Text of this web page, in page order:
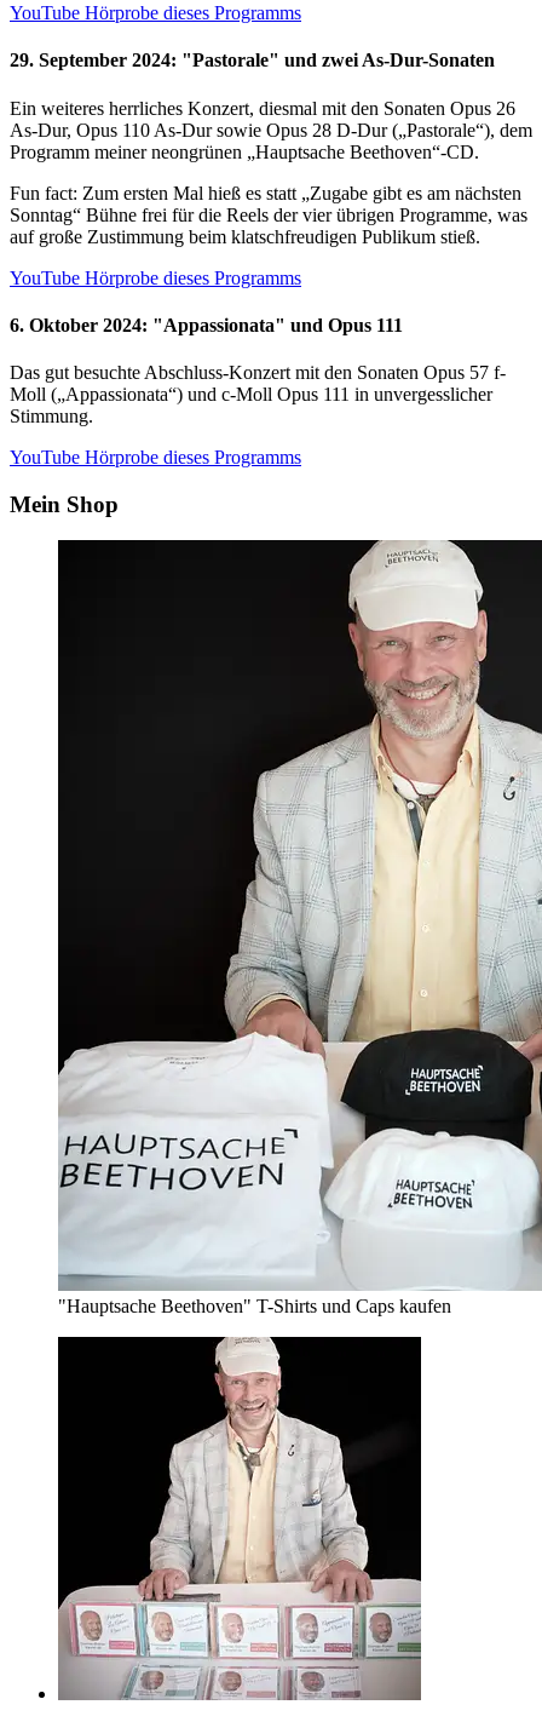
YouTube Hörprobe dieses Programms
29. September 2024: "Pastorale" und zwei As-Dur-Sonaten
Ein weiteres herrliches Konzert, diesmal mit den Sonaten Opus 26
As-Dur, Opus 110 As-Dur sowie Opus 28 D-Dur („Pastorale“), dem
Programm meiner neongrünen „Hauptsache Beethoven“-CD.
Fun fact: Zum ersten Mal hieß es statt „Zugabe gibt es am nächsten
Sonntag“ Bühne frei für die Reels der vier übrigen Programme, was
auf große Zustimmung beim klatschfreudigen Publikum stieß.
YouTube Hörprobe dieses Programms
6. Oktober 2024: "Appassionata" und Opus 111
Das gut besuchte Abschluss-Konzert mit den Sonaten Opus 57 f-
Moll („Appassionata“) und c-Moll Opus 111 in unvergesslicher
Stimmung.
YouTube Hörprobe dieses Programms
Mein Shop
"Hauptsache Beethoven" T-Shirts und Caps kaufen